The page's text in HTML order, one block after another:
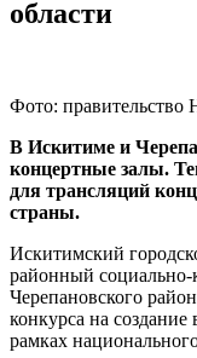
области
Фото:
В Искитиме и
концертные залы.
для трансляций
страны.
Искитимский
районный
Черепановского
конкурса на
рамках